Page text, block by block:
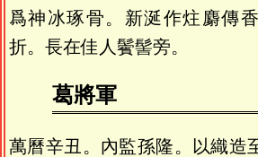
爲神冰琢骨。新涎作炷麝傳
折。長在佳人鬢髻旁。
葛將軍
萬曆辛丑。內監孫隆。以織造